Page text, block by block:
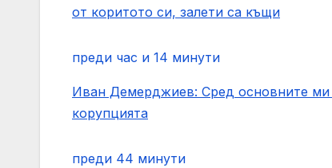
от коритото си, залети са къщи
преди час и 14 минути
Иван Демерджиев: Сред основните ми
корупцията
преди 44 минути